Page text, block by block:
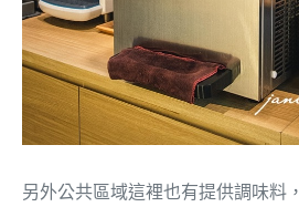
另外公共區域這裡也有提供調味料，